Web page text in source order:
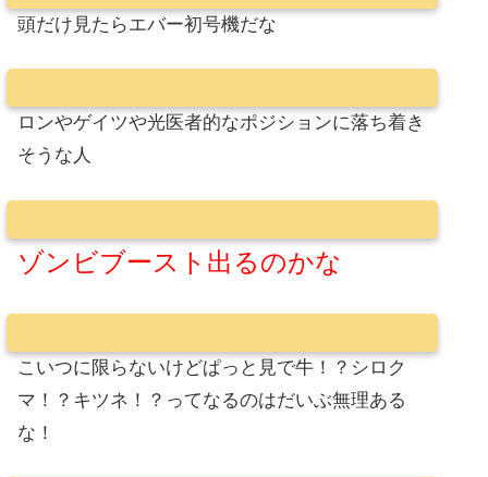
頭だけ見たらエバー初号機だな
ロンやゲイツや光医者的なポジションに落ち着き
そうな人
ゾンビブースト出るのかな
こいつに限らないけどぱっと見で牛！？シロク
マ！？キツネ！？ってなるのはだいぶ無理ある
な！